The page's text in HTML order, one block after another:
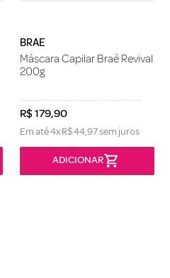
BRAE
Máscara Capilar Braé Revival
200g
R$179,90
Em até4xR$44,97sem juros